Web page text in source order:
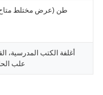
2 طن (عرض مختلط متاح: 500 مم، 600 مم، 700 مم،
أغلفة الكتب المدرسية،
علب